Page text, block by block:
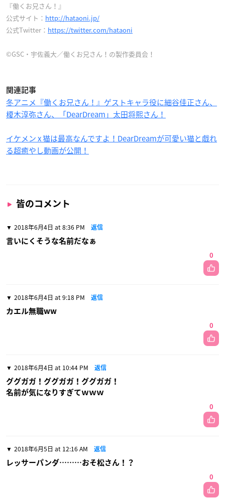
『働くお兄さん！』
公式サイト： http://hataoni.jp/
公式Twitter： https://twitter.com/hataoni
©GSC・宇佐義大／働くお兄さん！の製作委員会！
関連記事
冬アニメ『働くお兄さん！』ゲストキャラ役に細谷佳正さん、
榎木淳弥さん、「DearDream」太田将熙さん！
イケメン x 猫は最高なんですよ！DearDreamが可愛い猫と戯れ
る超癒やし動画が公開！
皆のコメント
2018年6月4日 at 8:36 PM 返信
言いにくそうな名前だなぁ
0
2018年6月4日 at 9:18 PM 返信
カエル無職ww
0
2018年6月4日 at 10:44 PM 返信
ググガガ！ググガガ！ググガガ！
名前が気になりすぎてｗｗｗ
0
2018年6月5日 at 12:16 AM 返信
レッサーパンダ………おそ松さん！？
0